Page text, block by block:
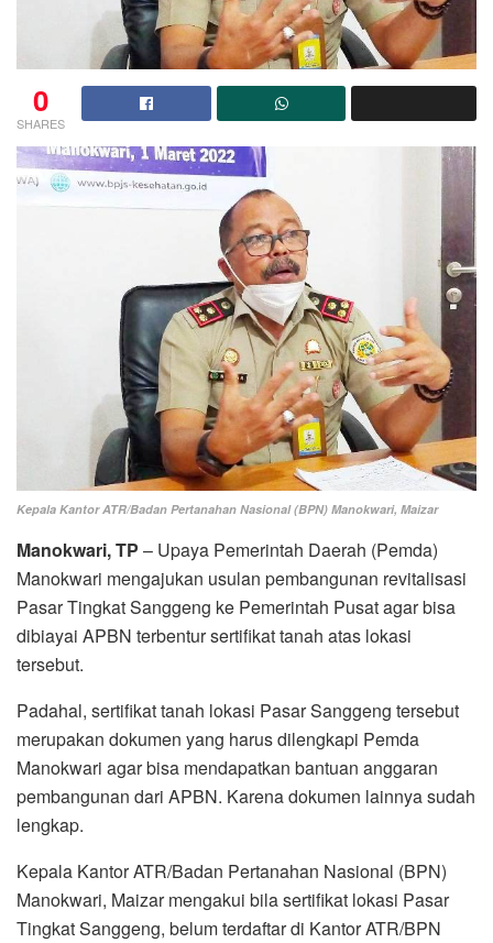
0
SHARES
Kepala Kantor ATR/Badan Pertanahan Nasional (BPN) Manokwari, Maizar
Manokwari, TP – Upaya Pemerintah Daerah (Pemda)
Manokwari mengajukan usulan pembangunan revitalisasi
Pasar Tingkat Sanggeng ke Pemerintah Pusat agar bisa
dibiayai APBN terbentur sertifikat tanah atas lokasi
tersebut.
Padahal, sertifikat tanah lokasi Pasar Sanggeng tersebut
merupakan dokumen yang harus dilengkapi Pemda
Manokwari agar bisa mendapatkan bantuan anggaran
pembangunan dari APBN. Karena dokumen lainnya sudah
lengkap.
Kepala Kantor ATR/Badan Pertanahan Nasional (BPN)
Manokwari, Maizar mengakui bila sertifikat lokasi Pasar
Tingkat Sanggeng, belum terdaftar di Kantor ATR/BPN